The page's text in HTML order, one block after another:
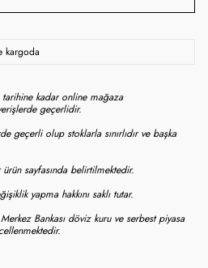
kargoda
kadar online mağaza
geçerlidir.
geçerli olup stoklarla sınırlıdır ve başka
sayfasında belirtilmektedir.
yapma hakkını saklı tutar.
Bankası döviz kuru ve serbest piyasa